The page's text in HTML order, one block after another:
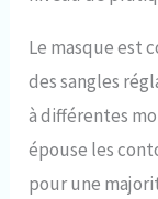
Le masque est
des sangles
à différentes
épouse les
pour une